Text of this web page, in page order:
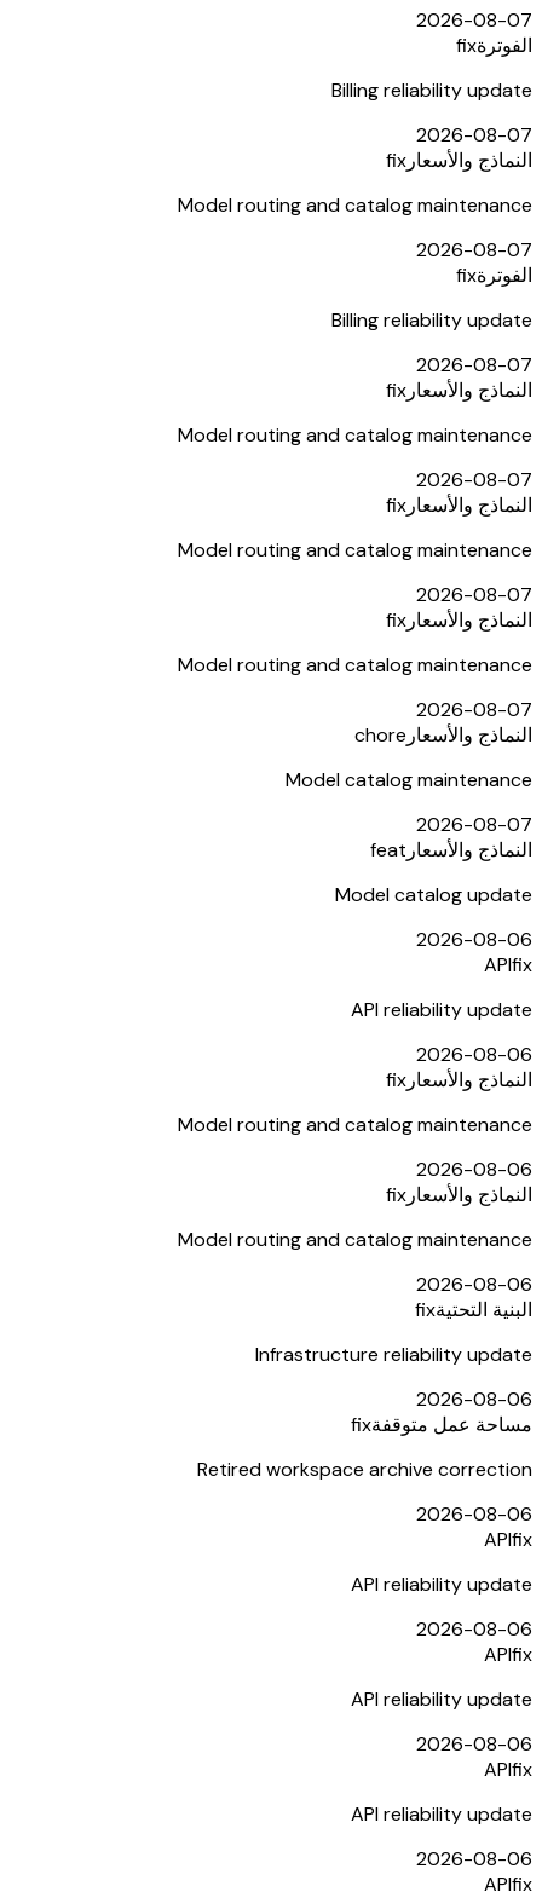
2026-08-07
الفوترةfix
Billing reliability update
2026-08-07
النماذج والأسعار fix
Model routing and catalog maintenance
2026-08-07
الفوترةfix
Billing reliability update
2026-08-07
النماذج والأسعار fix
Model routing and catalog maintenance
2026-08-07
النماذج والأسعار fix
Model routing and catalog maintenance
2026-08-07
النماذج والأسعار fix
Model routing and catalog maintenance
2026-08-07
النماذج والأسعار chore
Model catalog maintenance
2026-08-07
النماذج والأسعار feat
Model catalog update
2026-08-06
APIfix
API reliability update
2026-08-06
النماذج والأسعار fix
Model routing and catalog maintenance
2026-08-06
النماذج والأسعار fix
Model routing and catalog maintenance
2026-08-06
البنية التحتيةfix
Infrastructure reliability update
2026-08-06
مساحة عمل متوقفةfix
Retired workspace archive correction
2026-08-06
APIfix
API reliability update
2026-08-06
APIfix
API reliability update
2026-08-06
APIfix
API reliability update
2026-08-06
APIfix